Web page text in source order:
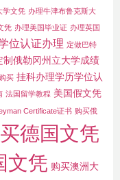
学文凭 办理牛津布鲁克斯大
凭 办理美国毕业证 办理英国
位认证办理 定做巴特
制俄勒冈州立大学成绩
买 挂科办理学历学位认
法国留学教程 美国假文凭
Certificate证书 购买俄
德国文凭
文凭 购买澳洲大